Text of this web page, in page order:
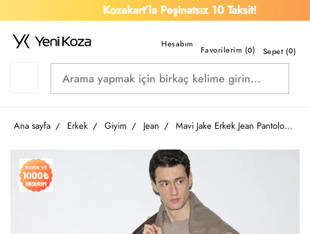
Kozakart’la Peşinatsız 10 Taksit!
Favorilerim (0) Sepet (0)
Ana sayfa Erkek Giyim Jean Mavi Jake Erkek Jean Pantolon M00422A2973